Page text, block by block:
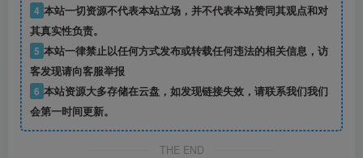
4 本站一切资源不代表本站立场，并不代表本站赞同其观点和对
其真实性负责。
5 本站一律禁止以任何方式发布或转载任何违法的相关信息，访
客发现请向客服举报
6 本站资源大多存储在云盘，如发现链接失效，请联系我们我们
会第一时间更新。
THE END